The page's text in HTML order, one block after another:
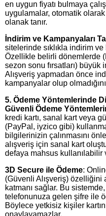
en uygun fiyatı bulmaya
uygulamalar, otomatik olarak
olanak tanır.
İndirim ve Kampanyaları
sitelerinde sıklıkla indirim
Özellikle belirli dönemlerde
sezon sonu fırsatları)
Alışveriş yapmadan önce
kampanyalar olup
5. Ödeme Yöntemlerinde
Güvenli Ödeme
kredi kartı, sanal kart veya
(PayPal, iyzico gibi)
bilgilerinizin çalınmasını
alışveriş için sanal kart
defaya mahsus kullanılabilir
3D Secure ile Ödeme:
(Güvenli Alışveriş)
katmanı sağlar. Bu
telefonunuza gelen şifre ile
Böylece yetkisiz kişiler
onaylayamazlar.